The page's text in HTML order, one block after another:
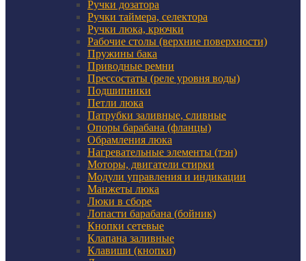
Ручки дозатора
Ручки таймера, селектора
Ручки люка, крючки
Рабочие столы (верхние поверхности)
Пружины бака
Приводные ремни
Прессостаты (реле уровня воды)
Подшипники
Петли люка
Патрубки заливные, сливные
Опоры барабана (фланцы)
Обрамления люка
Нагревательные элементы (тэн)
Моторы, двигатели стирки
Модули управления и индикации
Манжеты люка
Люки в сборе
Лопасти барабана (бойник)
Кнопки сетевые
Клапана заливные
Клавиши (кнопки)